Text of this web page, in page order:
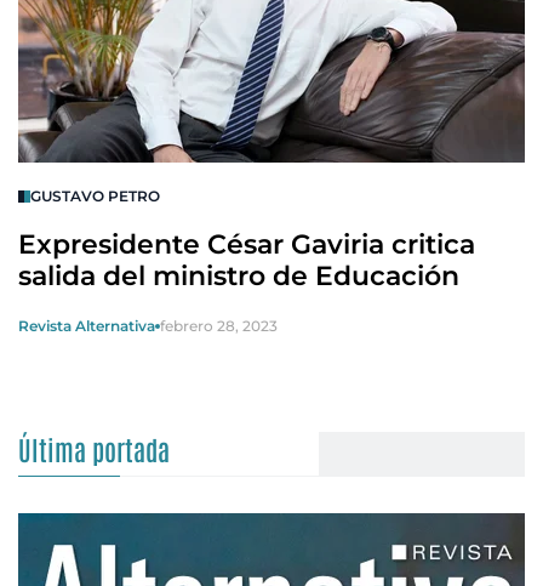
GUSTAVO PETRO
Expresidente César Gaviria critica
salida del ministro de Educación
Revista Alternativa febrero 28, 2023
Última portada